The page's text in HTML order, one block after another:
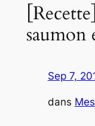
saumon
Sep 7,
dans